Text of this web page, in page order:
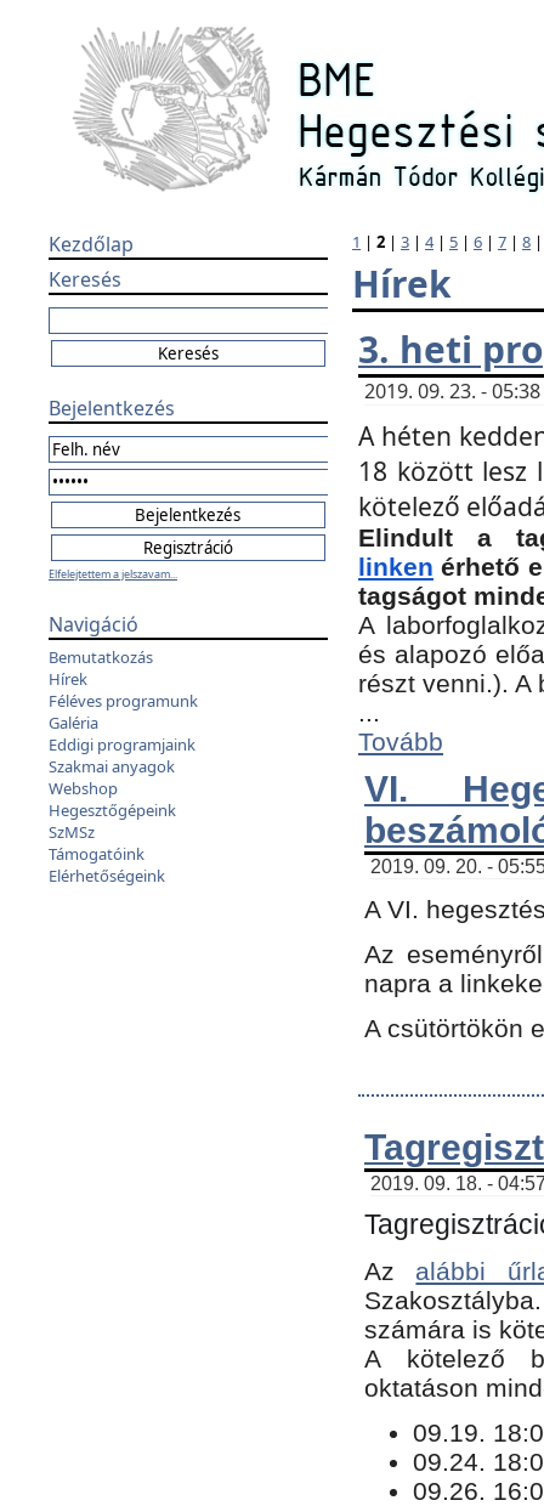
Kezdőlap
Keresés
Bejelentkezés
Elfelejtettem a jelszavam...
Navigáció
Bemutatkozás
Hírek
Féléves programunk
Galéria
Eddigi programjaink
Szakmai anyagok
Webshop
Hegesztőgépeink
SzMSz
Támogatóink
Elérhetőségeink
1 | 2 | 3 | 4| 5 | 6 | 7 | 8
Hírek
3. heti
2019. 09. 23. -
A héten
18 között lesz
kötelező
Elindult a
linken érhető
tagságot
A
és alapozó
részt venni.).
...
Tovább
VI.
2019. 09. 20. -
A VI.
Az
napra a
A csütörtökön
2019. 09. 18. -
Az alábbi
számára is
​A kötelező
oktatáson
09.19.
09.24.
09.26.